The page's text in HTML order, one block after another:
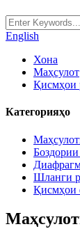
English
Хона
Маҳсулот
Қисмҳои
Категорияҳо
Шланги
Қисмҳои